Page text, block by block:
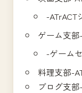
-ATrACT
ゲーム支
-ゲーム
料理支部-
ブログ支部-